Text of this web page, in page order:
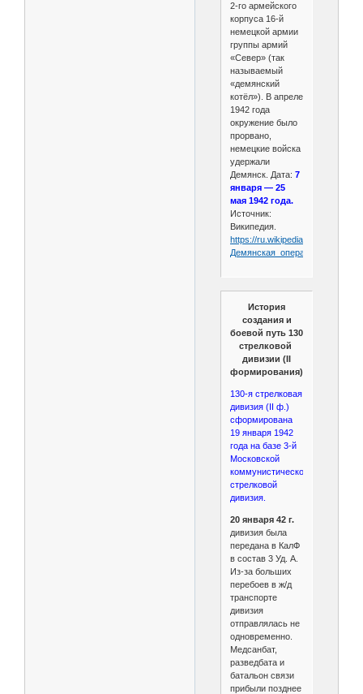
2-го армейского
корпуса 16-й
немецкой армии
группы армий
«Север» (так
называемый
«демянский
котёл»). В апреле
1942 года
окружение было
прорвано,
немецкие войска
удержали
Демянск. Дата: 7
января — 25
мая 1942 года.
Источник:
Википедия.
https://ru.wikipedia.org/wiki/
Демянская_операция_
История
создания и
боевой путь 130
стрелковой
дивизии (II
формирования).
130-я стрелковая
дивизия (II ф.)
сформирована
19 января 1942
года на базе 3-й
Московской
коммунистической
стрелковой
дивизия.
20 января 42 г.
дивизия была
передана в КалФ
в состав 3 Уд. А.
Из-за больших
перебоев в ж/д
транспорте
дивизия
отправлялась не
одновременно.
Медсанбат,
разведбата и
батальон связи
прибыли позднее